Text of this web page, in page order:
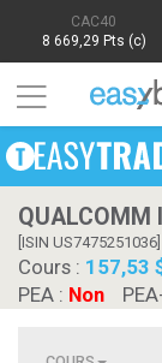
CAC40
8 669,29 Pts (c)
QUALCOMM
[ISIN US7475251036]
Cours : 157,53
PEA : Non